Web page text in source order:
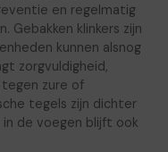
en regelmatig
Gebakken klinkers zijn
kunnen alsnog
zorgvuldigheid,
zure of
tegels zijn dichter
in de voegen blijft ook